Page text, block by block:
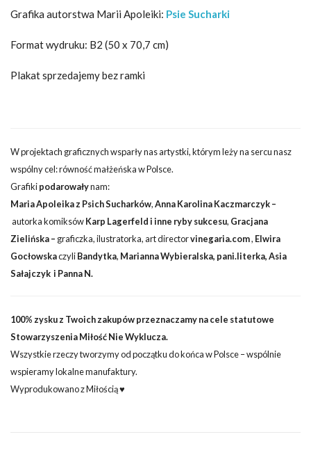
Grafika autorstwa Marii Apoleiki: Psie Sucharki
Format wydruku: B2 (50 x 70,7 cm)
Plakat sprzedajemy bez ramki
W projektach graficznych wsparły nas artystki, którym leży na sercu nasz
wspólny cel: równość małżeńska w Polsce.
Grafikipodarowałynam:
Maria Apoleika z Psich Sucharków,Anna Karolina Kaczmarczyk –
autorka komiksówKarp Lagerfeld i inne ryby sukcesu, Gracjana
Zielińska – graficzka, ilustratorka, art directorvinegaria.com, Elwira
GocłowskaczyliBandytka, Marianna Wybieralska, pani.literka,Asia
Sałajczyk i Panna N.
100% zysku z Twoich zakupów przeznaczamy na cele statutowe
Stowarzyszenia Miłość Nie Wyklucza.
Wszystkie rzeczy tworzymy od początku do końca w Polsce – wspólnie
wspieramy lokalne manufaktury.
Wyprodukowano z Miłością ♥